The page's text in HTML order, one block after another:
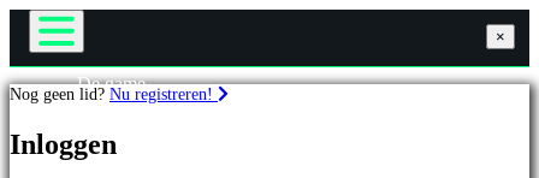
De game
Gameplay
Nieuws
×
Nog geen lid? Nu registreren!
Inloggen
×
×